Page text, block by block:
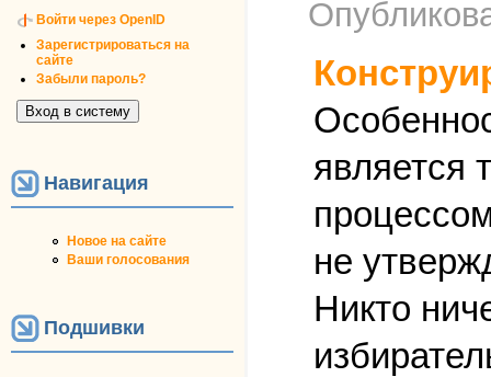
Войти через OpenID
Зарегистрироваться на
сайте
Забыли пароль?
Навигация
Новое на сайте
Ваши голосования
Подшивки
является
не
Никто